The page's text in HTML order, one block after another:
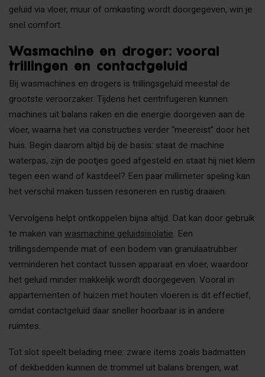
geluid via vloer, muur of omkasting wordt doorgegeven, win je
snel comfort.
Wasmachine en droger: vooral
trillingen en contactgeluid
Bij wasmachines en drogers is trillingsgeluid meestal de
grootste veroorzaker. Tijdens het centrifugeren kunnen
machines uit balans raken en die energie doorgeven aan de
vloer, waarna het via constructies verder “meereist” door het
huis. Begin daarom altijd bij de basis: staat de machine
waterpas, zijn de pootjes goed afgesteld en staat hij niet klem
tegen een wand of kastdeel? Een paar millimeter speling kan
het verschil maken tussen resoneren en rustig draaien.
Vervolgens helpt ontkoppelen bijna altijd. Dat kan door gebruik
te maken van wasmachine geluidsisolatie. Een
trillingsdempende mat of een bodem van granulaatrubber
verminderen het contact tussen apparaat en vloer, waardoor
het geluid minder makkelijk wordt doorgegeven. Vooral in
appartementen of huizen met houten vloeren is dit effectief,
omdat contactgeluid daar sneller hoorbaar is in andere
ruimtes.
Tot slot speelt belading mee: zware items zoals badmatten
of dekbedden kunnen de trommel uit balans brengen, wat